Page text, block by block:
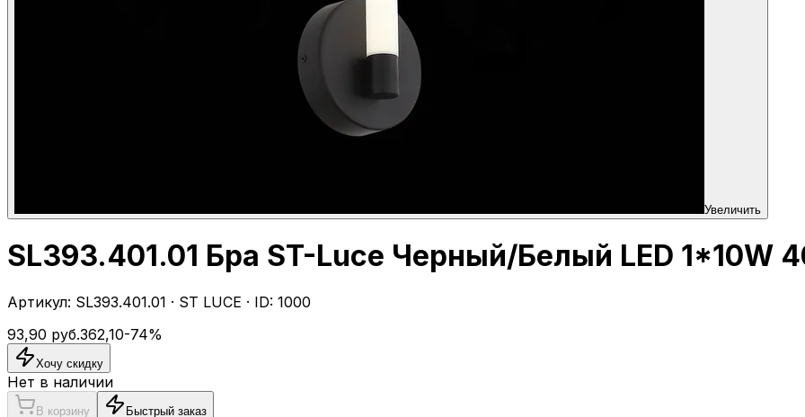
Увеличить
SL393.401.01 Бра ST-Luce Черный/Белый LED 1*10W
Артикул: SL393.401.01 · ST LUCE · ID: 1000
93,90 руб.362,10-74%
Хочу скидку
Нет в наличии
В корзину Быстрый заказ